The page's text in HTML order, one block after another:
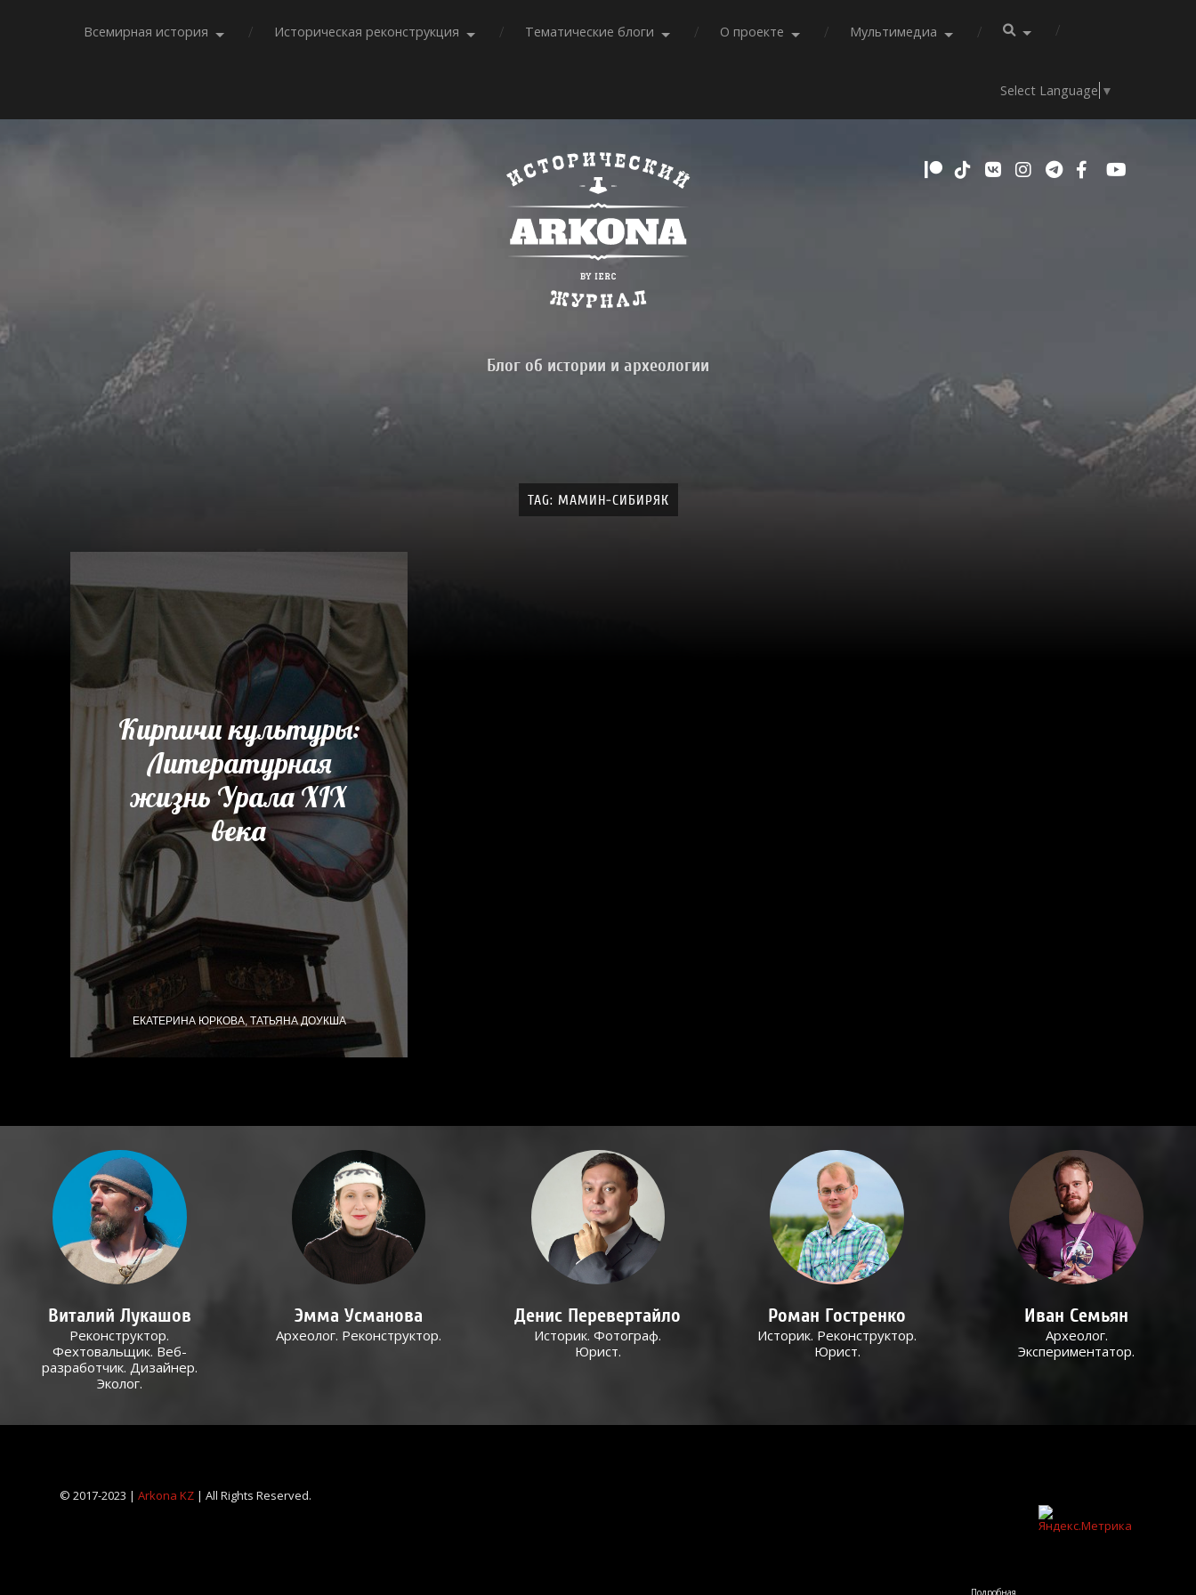
Всемирная история Историческая реконструкция Тематические блоги О проекте Мультимедиа
Select Language ▼
Блог об истории и археологии
TAG: МАМИН-СИБИРЯК
Кирпичи культуры:
Литературная
жизнь Урала XIX
века
ЕКАТЕРИНА ЮРКОВА, ТАТЬЯНА ДОУКША
Виталий Лукашов
Реконструктор.
Фехтовальщик. Веб-
разработчик. Дизайнер.
Эколог.
Эмма Усманова
Археолог. Реконструктор.
Денис Перевертайло
Историк. Фотограф.
Юрист.
Роман Гостренко
Историк. Реконструктор.
Юрист.
Иван Семьян
Археолог.
Экспериментатор.
© 2017-2023 |Arkona KZ | All Rights Reserved.